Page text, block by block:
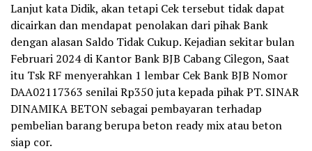
Lanjut kata Didik, akan tetapi Cek tersebut tidak dapat
dicairkan dan mendapat penolakan dari pihak Bank
dengan alasan Saldo Tidak Cukup. Kejadian sekitar bulan
Februari 2024 di Kantor Bank BJB Cabang Cilegon, Saat
itu Tsk RF menyerahkan 1 lembar Cek Bank BJB Nomor
DAA02117363 senilai Rp350 juta kepada pihak PT. SINAR
DINAMIKA BETON sebagai pembayaran terhadap
pembelian barang berupa beton ready mix atau beton
siap cor.